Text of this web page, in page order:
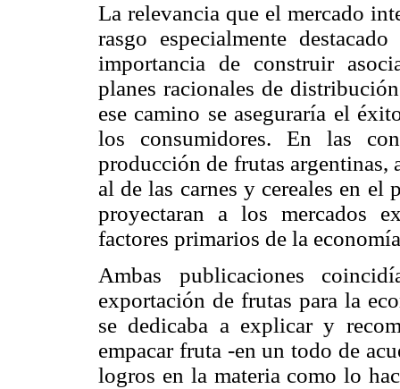
La relevancia que el mercado
rasgo especialmente
importancia de construir
planes racionales de
ese camino se aseguraría el
los consumidores. En las
producción de frutas argentinas,
al de las carnes y cereales en el
proyectaran a los mercados
factores primarios de la
Ambas publicaciones
exportación de frutas para la
se dedicaba a explicar y
empacar fruta -en un todo de
logros en la materia como lo